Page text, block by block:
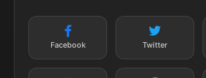
न्यूज़ अलर्ट
सब्सक्राइब करें
Facebook Twitter